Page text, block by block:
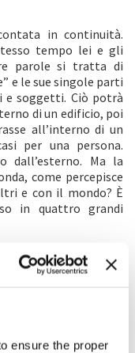
ensure the proper
in continuità.
tempo lei e gli
parole si tratta di
e le sue singole parti
e soggetti. Ciò potrà
di un edificio, poi
all’interno di un
per una persona.
dall’esterno. Ma la
come percepisce
e con il mondo? È
in quattro grandi
televisioni, libri,
i viaggiatori,